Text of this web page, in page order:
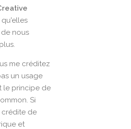
qu'elles
nous
me créditez
un usage
le principe de
Si
crédite de
et